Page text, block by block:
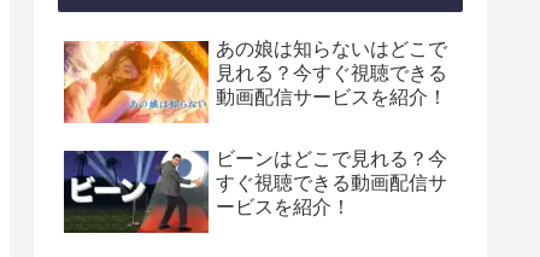
あの娘は知らないはどこで
見れる？今すぐ視聴できる
動画配信サービスを紹介！
ビーンはどこで見れる？今
すぐ視聴できる動画配信サ
ービスを紹介！